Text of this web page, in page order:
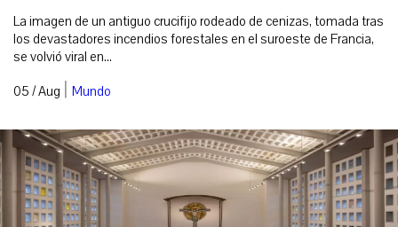
La imagen de un antiguo crucifijo rodeado de cenizas, tomada tras
los devastadores incendios forestales en el suroeste de Francia,
se volvió viral en...
05 / Aug | Mundo